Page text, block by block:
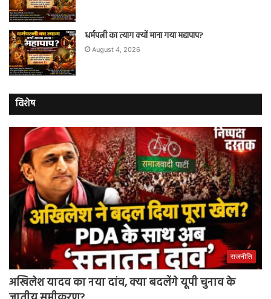
धर्मपत्नी का त्याग क्यों माना गया महापाप?
August 4, 2026
विशेष
राजनीति
अखिलेश यादव का नया दांव, क्या बदलेंगे यूपी चुनाव के